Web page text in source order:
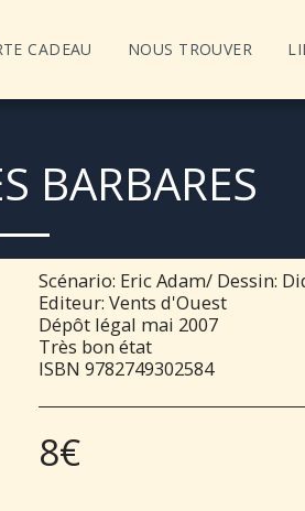
CADEAU NOUS TROUVER
BARBARES
Scénario: Eric Adam/ Dessin:
Editeur: Vents d'Ouest
Dépôt légal mai 2007
Très bon état
ISBN 9782749302584
8€